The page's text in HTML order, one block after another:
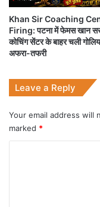
र
ब
च
ग
ए
Khan Sir Coaching
Firing: पटना में फेमस खान
कोचिंग सेंटर के बाहर चली
अफरा-तफरी
Leave a Reply
Your email address will
marked *